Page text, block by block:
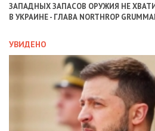
ЗАПАДНЫХ ЗАПАСОВ ОРУЖИЯ НЕ
В УКРАИНЕ - ГЛАВА NORTHROP
УВИДЕНО